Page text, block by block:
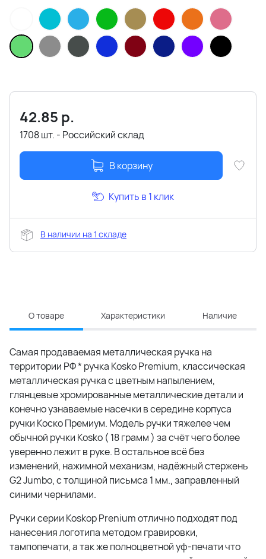
42.85 р.
1708 шт. - Российский склад
В корзину
Купить в 1 клик
В наличии на 1 складе
О товаре Характеристики Наличие
Самая продаваемая металлическая ручка на
территории РФ * ручка Kosko Premium, классическая
металлическая ручка с цветным напылением,
глянцевые хромированные металлические детали и
конечно узнаваемые насечки в середине корпуса
ручки Коско Премиум. Модель ручки тяжелее чем
обычной ручки Kosko ( 18 грамм ) за счёт чего более
уверенно лежит в руке. В остальное всё без
изменений, нажимной механизм, надёжный стержень
G2 Jumbo, с толщиной письмса 1 мм., заправленный
синими чернилами.
Ручки серии Koskop Prenium отлично подходят под
нанесения логотипа методом гравировки,
тампопечати, а так же полноцветной уф-печати что